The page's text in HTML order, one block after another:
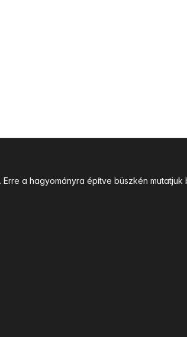
a hagyományra építve büszkén mutatjuk